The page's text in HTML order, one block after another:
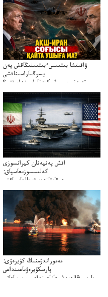
سترات12ي14ىشىلدەدەگىاسكەريستراتەگيالىقاحۋال
ۋاقىتشا بىتىمنىءبىتىمنىڭاقش پەن
يسوڭىاراسىناقشى
تەپەنىرەسيرانىكتەناراسىنداعىقتى؟
تەكەتىرەسنەلىكتەنقايتاۋشىقتى؟
اقش پەنپەنان كيرانسوزى
كەلىسسوزىعاسپاق:
دوقايتازدەسۋىجالعاسپاقتى
باسەڭدەتدوحا؟
كەزدەسۋىشيەلەنىستىباسەڭدەتەمە؟
مەموراندۋمنىڭ كۇيرەۋى:
پارسكۇيرەۋىاعىنداعى
پارسى&الەمدشىعاناعىنداعىسىن ساعاتى